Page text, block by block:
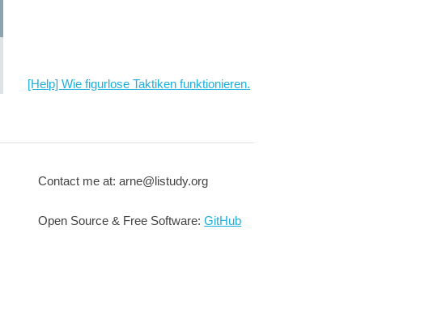
[Help] Wie figurlose Taktiken funktionieren.
Contact me at: arne@listudy.org
Open Source & Free Software:GitHub